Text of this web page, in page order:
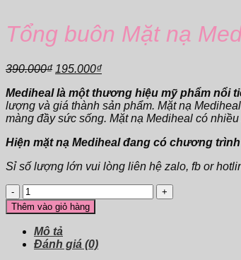
Tổng buôn Mặt nạ
390.000₫ Giá
là:
390.000₫.
195.000₫Giá
tại
là:
195.000₫.
Mediheal là một thương hiệu mỹ phẩm nổi
lượng và giá thành sản phẩm. Mặt nạ
màng đầy sức sống. Mặt nạ Mediheal có
Hiện mặt nạ Mediheal đang có chương
Sỉ số lượng lớn vui lòng liên hệ zalo, fb or
Tổng
buôn
Mặt
nạ
Mediheal
Hàn
Thêm vào giỏ hàng
Mô tả
Đánh giá (0)